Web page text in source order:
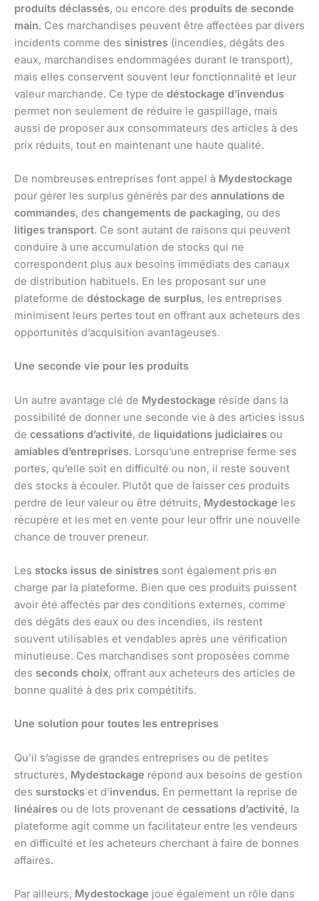
produits déclassés, ou encore des produits de seconde
main. Ces marchandises peuvent être affectées par divers
incidents comme des sinistres (incendies, dégâts des
eaux, marchandises endommagées durant le transport),
mais elles conservent souvent leur fonctionnalité et leur
valeur marchande. Ce type de déstockage d’invendus
permet non seulement de réduire le gaspillage, mais
aussi de proposer aux consommateurs des articles à des
prix réduits, tout en maintenant une haute qualité.
De nombreuses entreprises font appel à Mydestockage
pour gérer les surplus générés par des annulations de
commandes, des changements de packaging, ou des
litiges transport. Ce sont autant de raisons qui peuvent
conduire à une accumulation de stocks qui ne
correspondent plus aux besoins immédiats des canaux
de distribution habituels. En les proposant sur une
plateforme de déstockage de surplus, les entreprises
minimisent leurs pertes tout en offrant aux acheteurs des
opportunités d’acquisition avantageuses.
Une seconde vie pour les produits
Un autre avantage clé de Mydestockage réside dans la
possibilité de donner une seconde vie à des articles issus
de cessations d’activité, de liquidations judiciaires ou
amiables d’entreprises. Lorsqu’une entreprise ferme ses
portes, qu’elle soit en difficulté ou non, il reste souvent
des stocks à écouler. Plutôt que de laisser ces produits
perdre de leur valeur ou être détruits, Mydestockage les
récupère et les met en vente pour leur offrir une nouvelle
chance de trouver preneur.
Les stocks issus de sinistres sont également pris en
charge par la plateforme. Bien que ces produits puissent
avoir été affectés par des conditions externes, comme
des dégâts des eaux ou des incendies, ils restent
souvent utilisables et vendables après une vérification
minutieuse. Ces marchandises sont proposées comme
des seconds choix, offrant aux acheteurs des articles de
bonne qualité à des prix compétitifs.
Une solution pour toutes les entreprises
Qu’il s’agisse de grandes entreprises ou de petites
structures, Mydestockage répond aux besoins de gestion
des surstocks et d’invendus. En permettant la reprise de
linéaires ou de lots provenant de cessations d’activité, la
plateforme agit comme un facilitateur entre les vendeurs
en difficulté et les acheteurs cherchant à faire de bonnes
affaires.
Par ailleurs, Mydestockage joue également un rôle dans